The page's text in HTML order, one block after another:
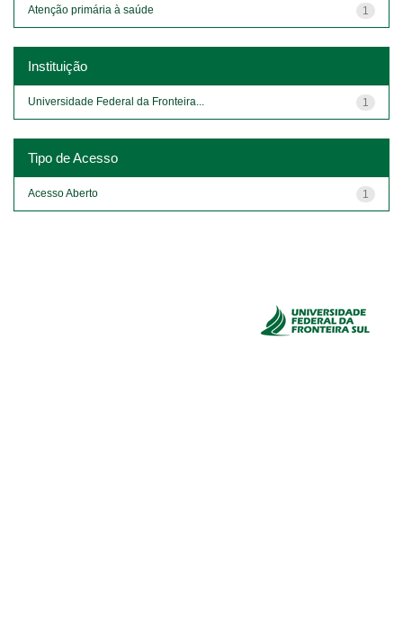
1
Atenção primária à saúde
Instituição
1
Universidade Federal da Fronteira...
Tipo de Acesso
1
Acesso Aberto